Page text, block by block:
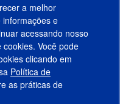
a melhor
e
acessando nosso
Você pode
clicando em
Política de
as práticas de